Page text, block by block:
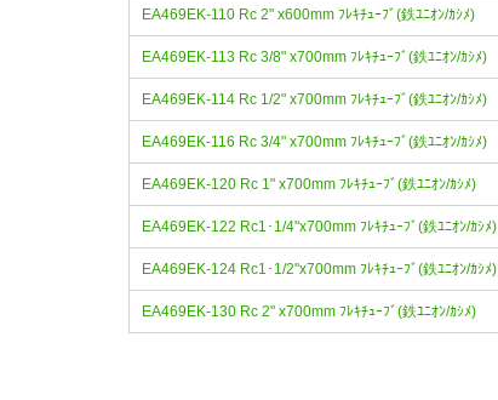
EA469EK-110 Rc 2" x600mm ﾌﾚｷﾁｭｰﾌﾞ(鉄ﾕﾆｵﾝ/ｶｼﾒ)
EA469EK-113 Rc 3/8" x700mm ﾌﾚｷﾁｭｰﾌﾞ(鉄ﾕﾆｵﾝ/ｶｼﾒ)
EA469EK-114 Rc 1/2" x700mm ﾌﾚｷﾁｭｰﾌﾞ(鉄ﾕﾆｵﾝ/ｶｼﾒ)
EA469EK-116 Rc 3/4" x700mm ﾌﾚｷﾁｭｰﾌﾞ(鉄ﾕﾆｵﾝ/ｶｼﾒ)
EA469EK-120 Rc 1" x700mm ﾌﾚｷﾁｭｰﾌﾞ(鉄ﾕﾆｵﾝ/ｶｼﾒ)
EA469EK-122 Rc1･1/4"x700mm ﾌﾚｷﾁｭｰﾌﾞ(鉄ﾕﾆｵﾝ/ｶｼﾒ)
EA469EK-124 Rc1･1/2"x700mm ﾌﾚｷﾁｭｰﾌﾞ(鉄ﾕﾆｵﾝ/ｶｼﾒ)
EA469EK-130 Rc 2" x700mm ﾌﾚｷﾁｭｰﾌﾞ(鉄ﾕﾆｵﾝ/ｶｼﾒ)